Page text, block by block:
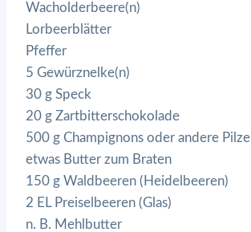
Wacholderbeere(n)
Lorbeerblätter
Pfeffer
5 Gewürznelke(n)
30 g Speck
20 g Zartbitterschokolade
500 g Champignons oder andere Pilze
etwas Butter zum Braten
150 g Waldbeeren (Heidelbeeren)
2 EL Preiselbeeren (Glas)
n. B. Mehlbutter